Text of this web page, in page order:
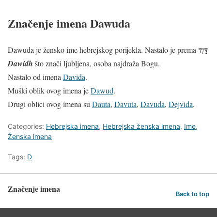
Značenje imena Dawuda
Dawuda je žensko ime hebrejskog porijekla. Nastalo je prema דָּוִד
Dawidh što znači ljubljena, osoba najdraža Bogu.
Nastalo od imena Davida.
Muški oblik ovog imena jeDawud.
Drugi oblici ovog imena su Dauta, Davuta, Davuda, Dejvida.
Categories: Hebrejska imena, Hebrejska ženska imena, Ime,
Ženska imena
Tags: D
Značenje imena Back to top